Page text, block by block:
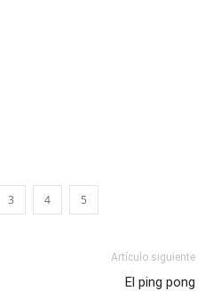
3 4 5
Artículo siguiente
El ping pong